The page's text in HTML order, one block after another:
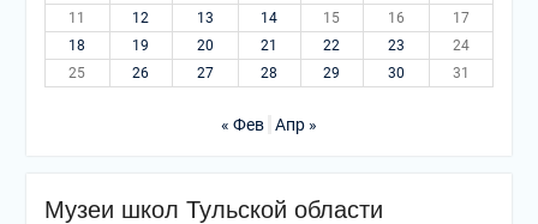
11
12 13 14 15 16
17
18
19 20 21 22 23
24
25
26 27 28 29 30 31
« Фев Апр »
Музеи школ Тульской области